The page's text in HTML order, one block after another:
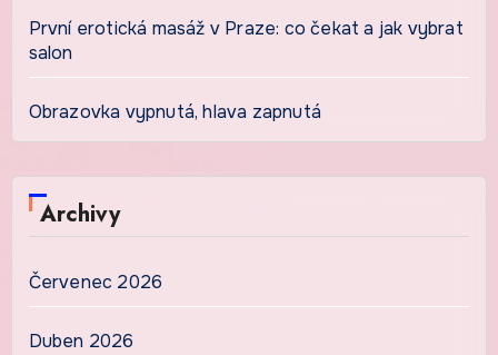
První erotická masáž v Praze: co čekat a jak vybrat
salon
Obrazovka vypnutá, hlava zapnutá
Archivy
Červenec 2026
Duben 2026